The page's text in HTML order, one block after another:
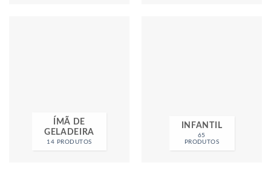
ÍMÃ DE
GELADEIRA
14 PRODUTOS
INFANTIL
65
PRODUTOS